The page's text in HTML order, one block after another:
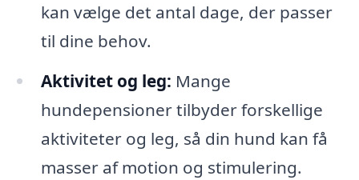
kan vælge det antal dage, der passer
til dine behov.
Aktivitet og leg: Mange
hundepensioner tilbyder forskellige
aktiviteter og leg, så din hund kan få
masser af motion og stimulering.